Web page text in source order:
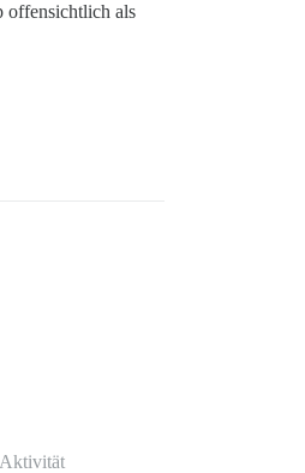
offensichtlich als
Aktivität